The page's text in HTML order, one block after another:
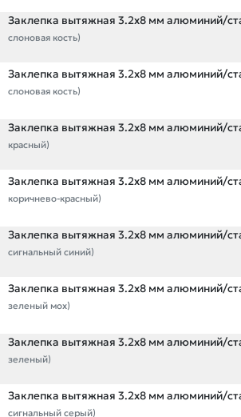
Заклепка вытяжная 3.2х8 мм алюминий/
слоновая кость)
Заклепка вытяжная 3.2х8 мм алюминий/
слоновая кость)
Заклепка вытяжная 3.2х8 мм алюминий/
красный)
Заклепка вытяжная 3.2х8 мм алюминий/
коричнево-красный)
Заклепка вытяжная 3.2х8 мм алюминий/
сигнальный синий)
Заклепка вытяжная 3.2х8 мм алюминий/
зеленый мох)
Заклепка вытяжная 3.2х8 мм алюминий/
зеленый)
Заклепка вытяжная 3.2х8 мм алюминий/
сигнальный серый)